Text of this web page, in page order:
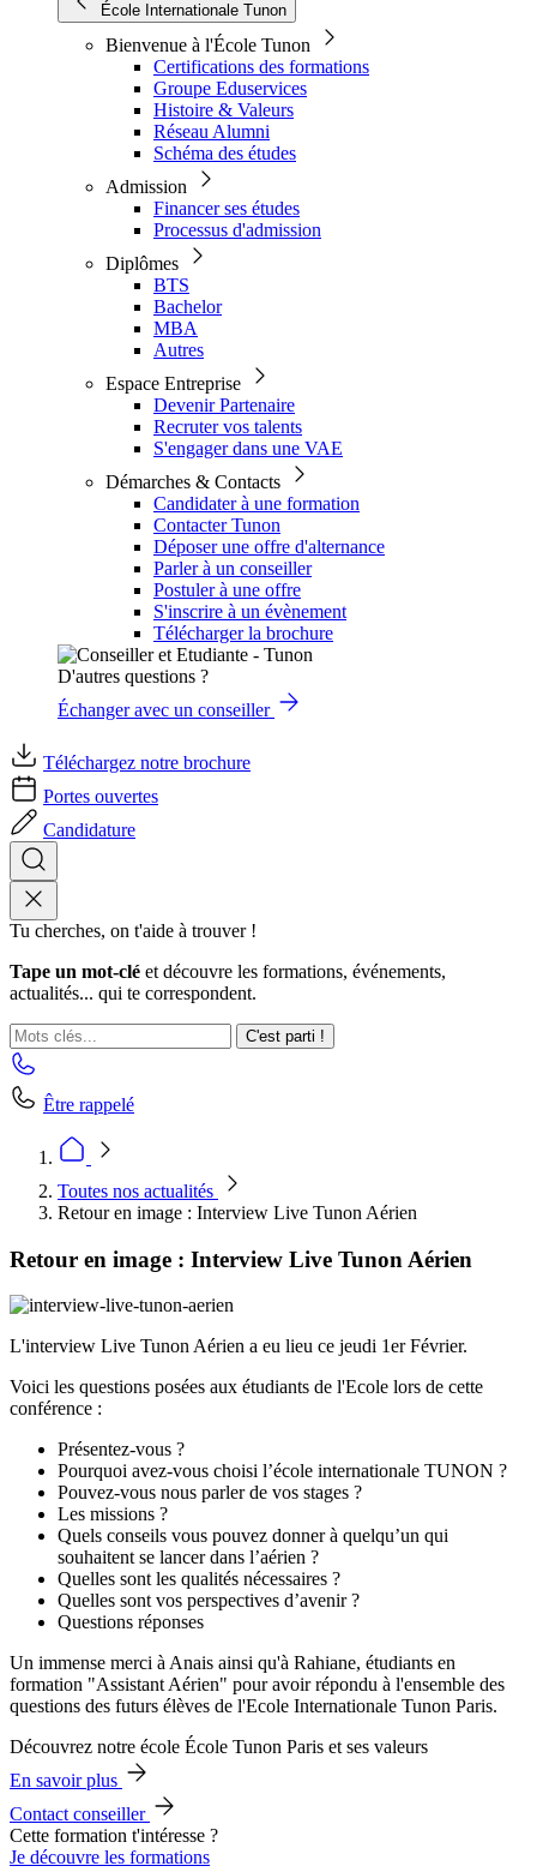
École Internationale Tunon
Bienvenue à l'École Tunon
Certifications des formations
Groupe Eduservices
Histoire & Valeurs
Réseau Alumni
Schéma des études
Admission
Financer ses études
Processus d'admission
Diplômes
BTS
Bachelor
MBA
Autres
Espace Entreprise
Devenir Partenaire
Recruter vos talents
S'engager dans une VAE
Démarches & Contacts
Candidater à une formation
Contacter Tunon
Déposer une offre d'alternance
Parler à un conseiller
Postuler à une offre
S'inscrire à un évènement
Télécharger la brochure
D'autres questions ?
Échanger avec un conseiller
Téléchargez notre brochure
Portes ouvertes
Candidature
Tu cherches, on t'aide à trouver !
Tape un mot-clé et découvre les formations, événements,
actualités... qui te correspondent.
C'est parti !
Être rappelé
Toutes nos actualités
Retour en image : Interview Live Tunon Aérien
Retour en image : Interview Live Tunon Aérien
L'interview Live Tunon Aérien a eu lieu ce jeudi 1er Février.
Voici les questions posées aux étudiants de l'Ecole lors de cette
conférence :
Présentez-vous ?
Pourquoi avez-vous choisi l’école internationale TUNON ?
Pouvez-vous nous parler de vos stages ?
Les missions ?
Quels conseils vous pouvez donner à quelqu’un qui
souhaitent se lancer dans l’aérien ?
Quelles sont les qualités nécessaires ?
Quelles sont vos perspectives d’avenir ?
Questions réponses
Un immense merci à Anais ainsi qu'à Rahiane, étudiants en
formation "Assistant Aérien" pour avoir répondu à l'ensemble des
questions des futurs élèves de l'Ecole Internationale Tunon Paris.
Découvrez notre école École Tunon Paris et ses valeurs
En savoir plus
Contact conseiller
Cette formation t'intéresse ?
Je découvre les formations